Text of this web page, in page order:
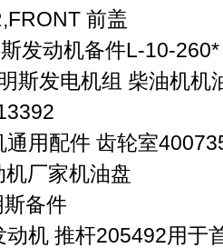
前盖
发动机备件L-10-260*
斯发电机组 柴油机
通用配件 齿轮室
厂家机油盘
备件
动机 推杆205492用于